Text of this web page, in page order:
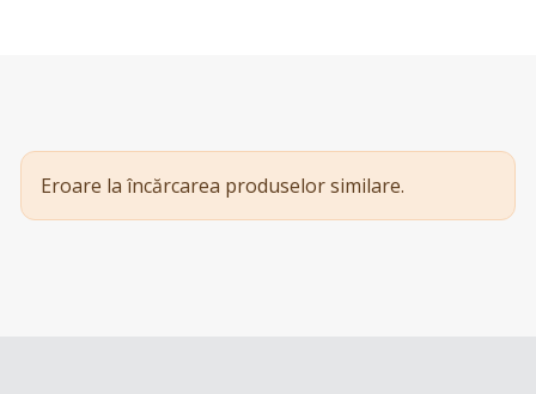
Eroare la încărcarea produselor similare.